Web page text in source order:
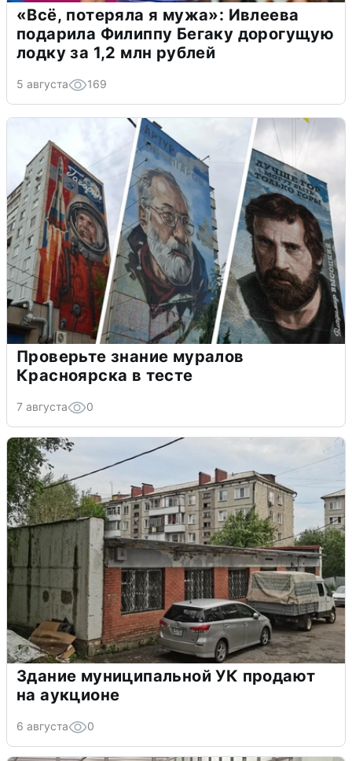
«Всё, потеряла я мужа»: Ивлеева
подарила Филиппу Бегаку дорогущую
лодку за 1,2 млн рублей
5 августа 169
Проверьте знание муралов
Красноярска в тесте
7 августа 0
Здание муниципальной УК продают
на аукционе
6 августа 0